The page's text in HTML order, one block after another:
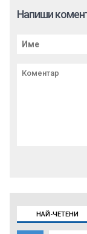
НАЙ-ЧЕТЕНИ
Напиши